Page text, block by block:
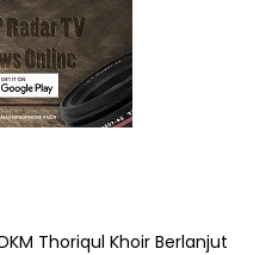
Thoriqul Khoir Berlanjut